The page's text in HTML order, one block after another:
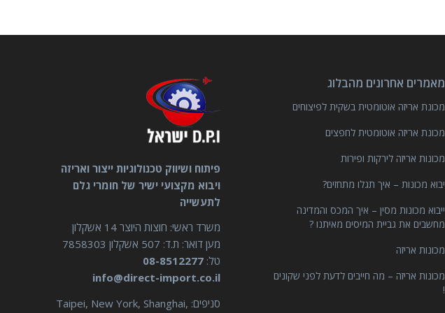
מאמרים אחרונים מהבלוג
מכונת אריזה אוטומטית בשקית לפיצוחים
מכונת אריזה אוטומטית לחפצים
מכונות אריזה לירקות ופירות
יבוא מכונות – איך תגלו מתחזים?
ייבוא מכונות מסין – איך המכס והמדינה
מחשבים את גביית המיסים מאיתנו ?
מכונות אריזה
מכונות אריזה – מה חייבים לדעת לפני שקונים
!
פיתוח ושיווק טכנולוגיות ייצור ואריזה
ויבוא מקצועי ישיר של חומרי גלם
לתעשייה
משרד ראשי: חוצות היוצר 14 אשקלון
מען דואר: ת.ד: 507 אשקלון 7858303
טל: 08-8512277
info@direct-import.co.il
סניפים: Taipei, New York, Shanghai,